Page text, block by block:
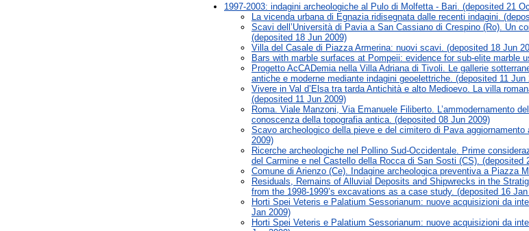
1997-2003: indagini archeologiche al Pulo di Molfetta - Bari. (deposited 21
La vicenda urbana di Egnazia ridisegnata dalle recenti indagini.
Scavi dell’Università di Pavia a San Cassiano di Crespino (Ro). Un
(deposited 18 Jun 2009)
Villa del Casale di Piazza Armerina: nuovi scavi. (deposited 18 Jun
Bars with marble surfaces at Pompeii: evidence for sub-elite marble
Progetto AcCADemia nella Villa Adriana di Tivoli. Le gallerie
antiche e moderne mediante indagini geoelettriche. (deposited 11 Jun
Vivere in Val d’Elsa tra tarda Antichità e alto Medioevo. La villa
(deposited 11 Jun 2009)
Roma. Viale Manzoni, Via Emanuele Filiberto. L’ammodernamento
conoscenza della topografia antica. (deposited 08 Jun 2009)
Scavo archeologico della pieve e del cimitero di Pava
2009)
Ricerche archeologiche nel Pollino Sud-Occidentale. Prime
del Carmine e nel Castello della Rocca di San Sosti (CS). (deposited
Comune di Arienzo (Ce). Indagine archeologica preventiva a Piazza
Residuals, Remains of Alluvial Deposits and Shipwrecks in the
from the 1998-1999’s excavations as a case study. (deposited 16
Horti Spei Veteris e Palatium Sessorianum: nuove acquisizioni da
Jan 2009)
Horti Spei Veteris e Palatium Sessorianum: nuove acquisizioni da